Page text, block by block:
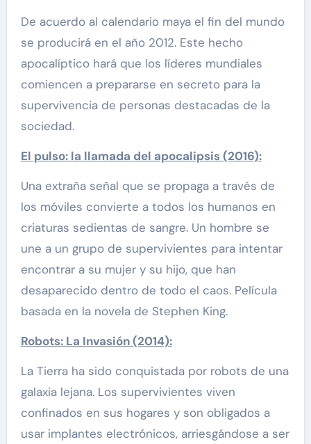
De acuerdo al calendario maya el fin del mundo
se producirá en el año 2012. Este hecho
apocalíptico hará que los líderes mundiales
comiencen a prepararse en secreto para la
supervivencia de personas destacadas de la
sociedad.
El pulso: la llamada del apocalipsis (2016):
Una extraña señal que se propaga a través de
los móviles convierte a todos los humanos en
criaturas sedientas de sangre. Un hombre se
une a un grupo de supervivientes para intentar
encontrar a su mujer y su hijo, que han
desaparecido dentro de todo el caos. Película
basada en la novela de Stephen King.
Robots: La Invasión (2014):
La Tierra ha sido conquistada por robots de una
galaxia lejana. Los supervivientes viven
confinados en sus hogares y son obligados a
usar implantes electrónicos, arriesgándose a ser